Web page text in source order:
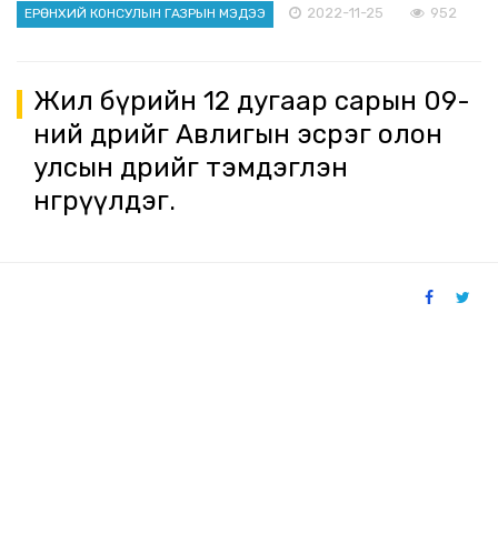
ЕРӨНХИЙ КОНСУЛЫН ГАЗРЫН МЭДЭЭ 2022-11-25 952
Жил бүрийн 12 дугаар сарын 09-
ний өдрийг Авлигын эсрэг олон
улсын өдрийг тэмдэглэн
өнгөрүүлдэг.